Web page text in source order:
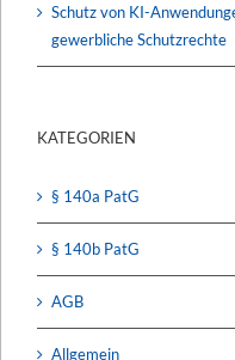
Schutz von KI-
gewerbliche Schutzrechte
KATEGORIEN
§ 140a PatG
§ 140b PatG
AGB
Allgemein